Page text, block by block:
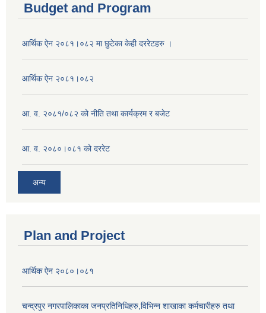
Budget and Program
आर्थिक ऐन २०८१।०८२ मा छुटेका केही दररेटहरु ।
आर्थिक ऐन २०८१।०८२
आ. व. २०८१/०८२ को नीति तथा कार्यक्रम र बजेट
आ. व. २०८०।०८१ को दररेट
अन्य
Plan and Project
आर्थिक ऐन २०८०।०८१
चन्द्रपुर नगरपालिकाका जनप्रतिनिधिहरु,विभिन्न शाखाका कर्मचारीहरु तथा